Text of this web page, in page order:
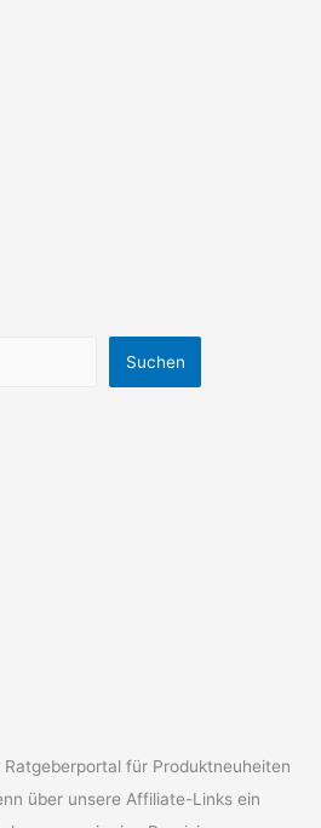
Suchen
für Produktneuheiten
über unsere Affiliate-Links ein